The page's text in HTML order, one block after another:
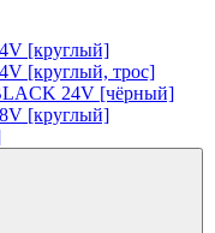
[круглый]
[круглый, трос]
24V [чёрный]
[круглый]